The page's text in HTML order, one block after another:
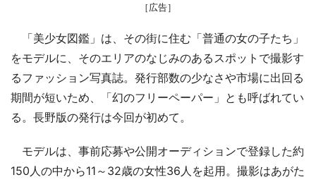
［広告］
「美少女図鑑」は、その街に住む「普通の女の子たち」
をモデルに、そのエリアのなじみのあるスポットで撮影す
るファッション写真誌。発行部数の少なさや市場に出回る
期間が短いため、「幻のフリーペーパー」とも呼ばれてい
る。長野版の発行は今回が初めて。
モデルは、事前応募や公開オーディションで登録した約
150人の中から11～32歳の女性36人を起用。撮影はあがた